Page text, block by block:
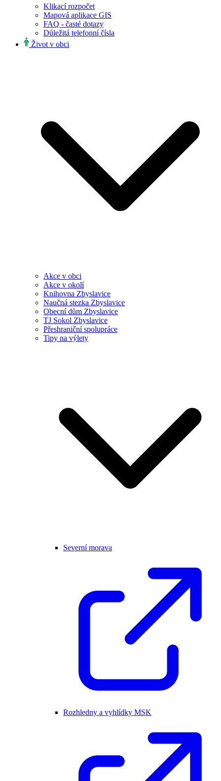
Klikací rozpočet
Mapová aplikace GIS
FAQ - časté dotazy
Důležitá telefonní čísla
Život v obci
Akce v obci
Akce v okolí
Knihovna Zbyslavice
Naučná stezka Zbyslavice
Obecní dům Zbyslavice
TJ Sokol Zbyslavice
Přeshraniční spolupráce
Tipy na výlety
Severní morava
Rozhledny a vyhlídky MSK